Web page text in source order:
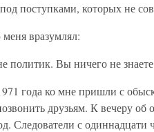
поступками, которых не
вразумлял:
Вы ничего не знаете,
года ко мне пришли с
друзьям. К вечеру
Следователи с одиннадцати